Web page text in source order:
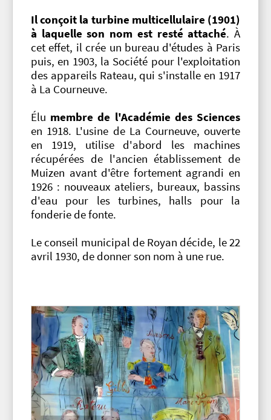
Il conçoit la turbine multicellulaire (1901)
à laquelle son nom est resté attaché. À
cet effet, il crée un bureau d'études à Paris
puis, en 1903, la Société pour l'exploitation
des appareils Rateau, qui s'installe en 1917
à La Courneuve.
Élu membre de l'Académie des Sciences
en 1918. L'usine de La Courneuve, ouverte
en 1919, utilise d'abord les machines
récupérées de l'ancien établissement de
Muizen avant d'être fortement agrandi en
1926 : nouveaux ateliers, bureaux, bassins
d'eau pour les turbines, halls pour la
fonderie de fonte.
Le conseil municipal de Royan décide, le 22
avril 1930, de donner son nom à une rue.